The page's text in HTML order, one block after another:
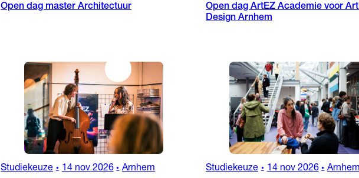
Open dag master Architectuur
Open dag ArtEZ Academie voor
Design Arnhem
Studiekeuze • 14 nov 2026 • Arnhem Studiekeuze • 14 nov 2026 •